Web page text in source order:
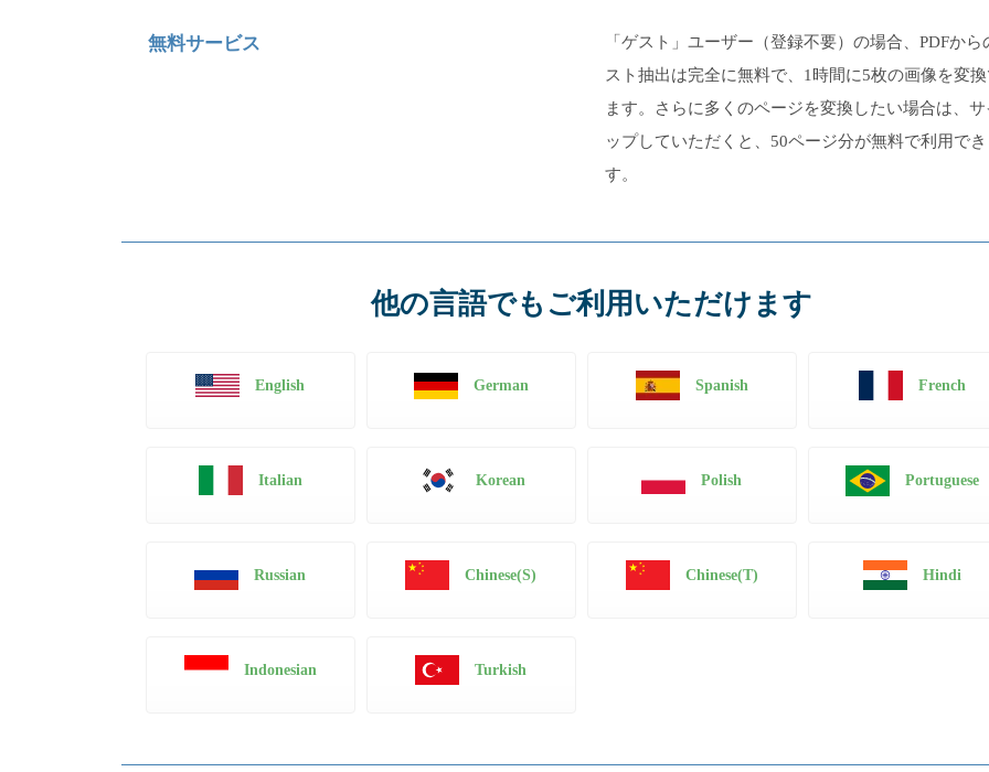
無料サービス
「ゲスト」ユーザー（登録不要）の場合、PDFから
スト抽出は完全に無料で、1時間に5枚の画像を変
ます。さらに多くのページを変換したい場合は、
ップしていただくと、50ページ分が無料で利用で
す。
他の言語でもご利用いただけます
English German Spanish French
Italian Korean Polish Portuguese
Russian Chinese(S) Chinese(T) Hindi
Indonesian Turkish